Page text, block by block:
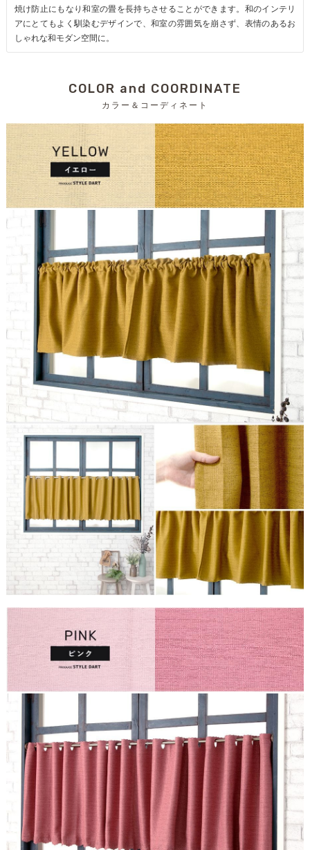
焼け防止にもなり和室の畳を長持ちさせることができます。和のインテリ
アにとてもよく馴染むデザインで、和室の雰囲気を崩さず、表情のあるお
しゃれな和モダン空間に。
COLOR and COORDINATE
カラー＆コーディネート